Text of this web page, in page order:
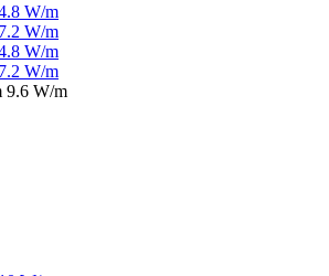
W/m
W/m
W/m
W/m
9.6 W/m